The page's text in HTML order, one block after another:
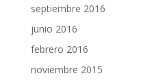
septiembre 2016
junio 2016
febrero 2016
noviembre 2015